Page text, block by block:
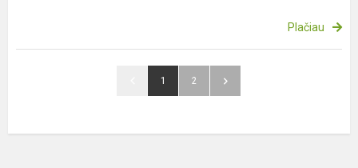
Plačiau
1 2